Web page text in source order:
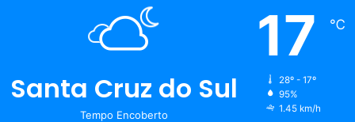
Santa Cruz do Sul
Tempo Encoberto
17 ℃
28º - 17º
95%
1.45 km/h